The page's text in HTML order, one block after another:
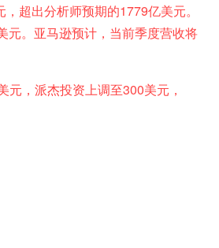
超出分析师预期的1779亿美元。
元。亚马逊预计，当前季度营收将
，派杰投资上调至300美元，